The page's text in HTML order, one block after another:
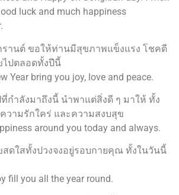
luck and much happiness
านต์ ขอให้ท่านมีสุขภาพแข็งแรง โชคดี
ปตลอดทั้งปีนี้
Year bring you joy, love and peace.
กำลังมาถึงนี้ นำพาแต่สิ่งดี ๆ มาให้ ทั้ง
วามรักใคร่ และความสงบสุข
around you today and always.
ดใสทั้งปวงจงอยู่รอบกายคุณ ทั้งในวันนี้
fill you all the year round.